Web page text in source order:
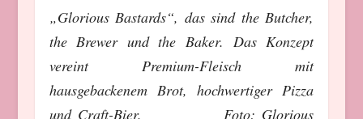
„Glorious Bastards“, das sind the Butcher,
the Brewer und the Baker. Das Konzept
vereint Premium-Fleisch mit
hausgebackenem Brot, hochwertiger Pizza
und Craft-Bier. Foto: Glorious